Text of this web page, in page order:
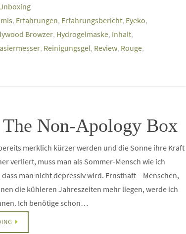
, Erfahrungen, Erfahrungsbericht, Eyeko,
Browzer, Hydrogelmaske, Inhalt,
, Reinigungsgel, Review, Rouge,
The Non-Apology Box
merklich kürzer werden und die Sonne ihre Kraft
verliert, muss man als Sommer-Mensch wie ich
man nicht depressiv wird. Ernsthaft – Menschen,
die kühleren Jahreszeiten mehr liegen, werde ich
Ich benötige schon…